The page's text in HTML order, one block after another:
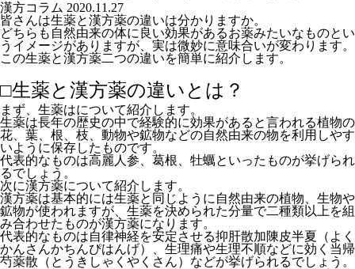
漢方コラム 2020.11.27
皆さんは生薬と漢方薬の違いは分かりますか。
どちらも自然由来の体に良い効果があるお薬みたいなものとい
うイメージがありますが、実は微妙に意味合いが変わります。
この生薬と漢方薬二つの違いを簡単に紹介します。
□生薬と漢方薬の違いとは？
まず、生薬はについて紹介します。
生薬は長年の歴史の中で経験的に効果があると言われる植物の
花、葉、根、枝、動物や鉱物などの自然由来の物を利用しやす
いように保存したものです。
代表的なものは高麗人参、葛根、牡蠣といったものが挙げられ
るでしょう。
次に漢方薬について紹介します。
漢方薬は基本的には生薬と同じように自然由来の植物、生物や
鉱物が使われますが、生薬を決められた分量で二種類以上を組
み合わせたものが漢方薬になります。
代表的なものは自律神経を安定させる抑肝散加陳皮半夏（よく
かんさんかちんぴはんげ）、生理痛や生理不順などに効く当帰
芍薬散（とうきしゃくやくさん）などが挙げられるでしょう。